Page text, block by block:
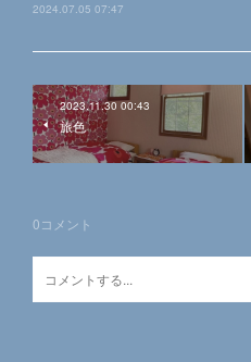
2024.07.05 07:47
2023.11.30 00:43
旅色
0コメント